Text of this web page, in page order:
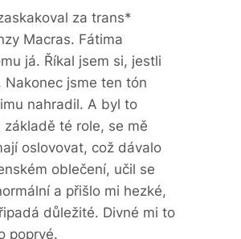
za trans*
Macras. Fátima
já. Říkal jsem si, jestli
Nakonec jsme ten tón
nahradil. A byl to
té role, se mě
oslovovat, což dávalo
oblečení, učil se
a přišlo mi hezké,
důležité. Divné mi to
poprvé.